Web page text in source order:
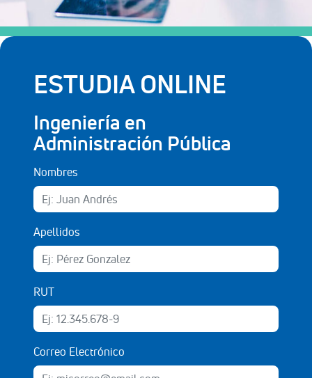
ESTUDIA ONLINE
Ingeniería en
Administración Pública
Nombres
Apellidos
RUT
Correo Electrónico